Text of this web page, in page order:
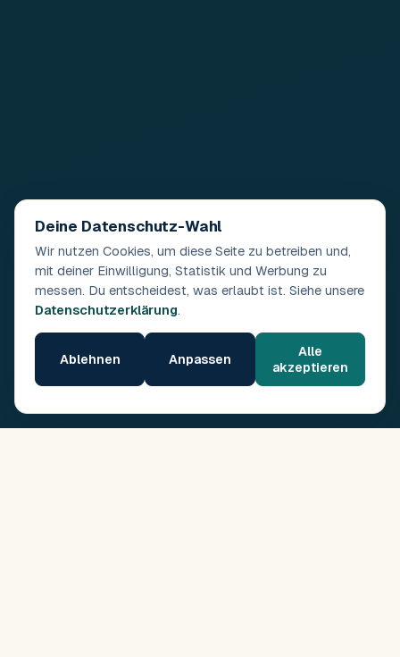
Deine Datenschutz-Wahl
Wir nutzen Cookies, um diese Seite zu betreiben und,
mit deiner Einwilligung, Statistik und Werbung zu
messen. Du entscheidest, was erlaubt ist. Siehe unsere
Datenschutzerklärung.
Ablehnen Anpassen
Alle
akzeptieren